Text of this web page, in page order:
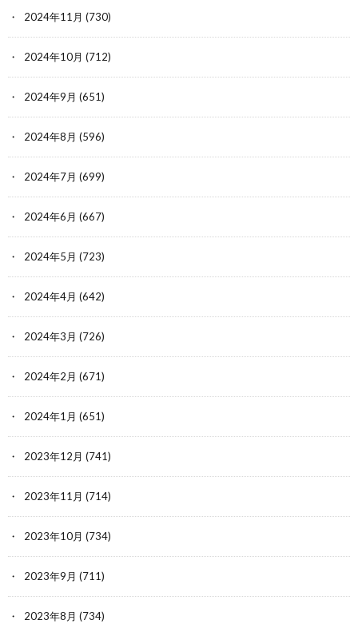
2024年11月 (730)
2024年10月 (712)
2024年9月 (651)
2024年8月 (596)
2024年7月 (699)
2024年6月 (667)
2024年5月 (723)
2024年4月 (642)
2024年3月 (726)
2024年2月 (671)
2024年1月 (651)
2023年12月 (741)
2023年11月 (714)
2023年10月 (734)
2023年9月 (711)
2023年8月 (734)